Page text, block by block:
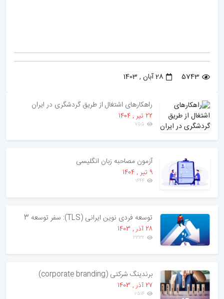
5743 28 آبان , 1403
راهکارهای اشتغال از طریق گردشگری در ایران
22 تير , 1404
755
آزمون مصاحبه زبان انگلیسی
9 تير , 1404
1444
توسعه فردی نوین ایرانی (TLS): سفر توسعه 3
28 آذر , 1403
3332
برندینگ شرکتی (corporate branding)
27 آذر , 1403
2514